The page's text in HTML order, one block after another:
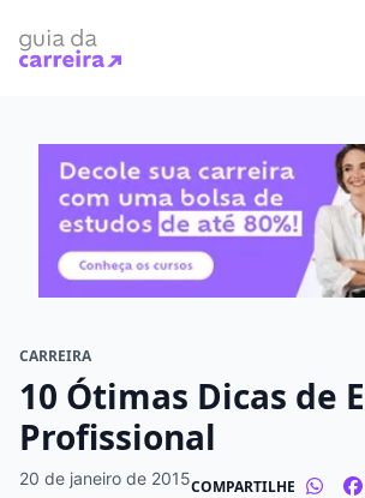
CARREIRA
10 Ótimas Dicas de
Profissional
20 de janeiro de 2015COMPARTILHE
Faça o curso dos
O que você quer estudar?
Modalidade preferida
Presencial